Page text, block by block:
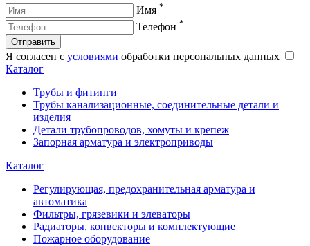
Имя *
Телефон *
Отправить
Я согласен с условиями обработки персональных данных
Каталог
Трубы и фитинги
Трубы канализационные, соединительные детали и
изделия
Детали трубопроводов, хомуты и крепеж
Запорная арматура и электроприводы
Каталог
Регулирующая, предохранительная арматура и
автоматика
Фильтры, грязевики и элеваторы
Радиаторы, конвекторы и комплектующие
Пожарное оборудование